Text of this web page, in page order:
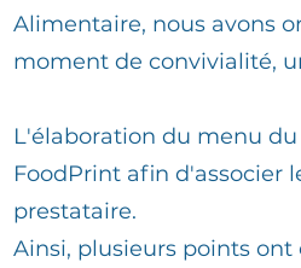
Alimentaire, nous avons
moment de convivialité,
L'élaboration du menu
FoodPrint afin d'associer
prestataire.
Ainsi, plusieurs points ont